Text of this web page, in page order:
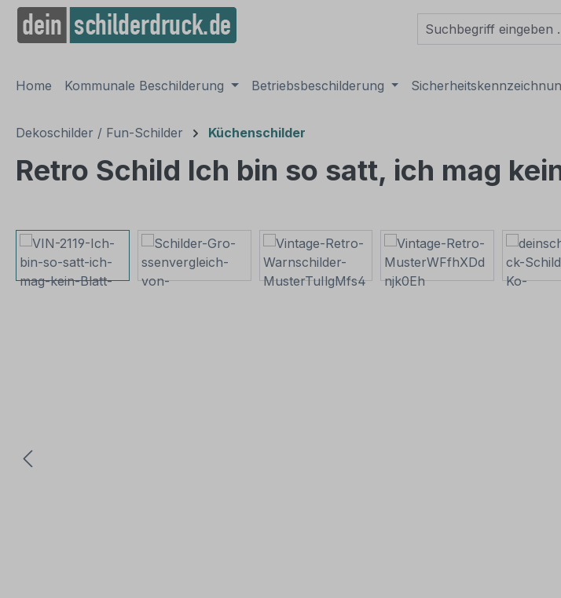
Zur Hauptnavigation springen
Home Kommunale Beschilderung Betriebsbeschilderung
Dekoschilder / Fun-Schilder Küchenschilder
Retro Schild Ich bin so satt, ich mag
Bildergalerie überspringen